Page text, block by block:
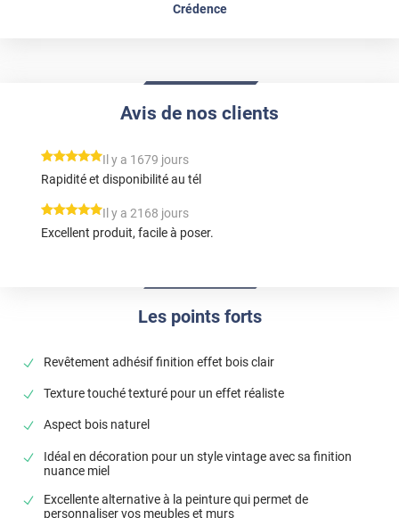
Crédence
Les points forts
Revêtement adhésif finition effet bois clair
Texture touché texturé pour un effet réaliste
Aspect bois naturel
Idéal en décoration pour un style vintage avec sa finition
nuance miel
Excellente alternative à la peinture qui permet de
personnaliser vos meubles et murs
Avis de nos clients
*****
Il y a 1679 jours
Rapidité et disponibilité au tél
*****
Il y a 2168 jours
Excellent produit, facile à poser.